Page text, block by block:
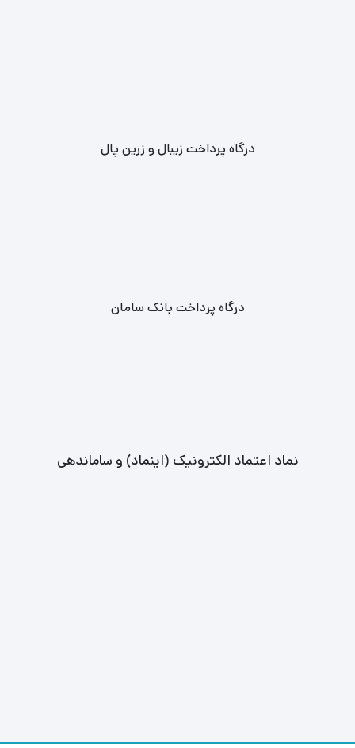
درگاه پرداخت زیبال و زرین پال
درگاه پرداخت بانک سامان
نماد اعتماد الکترونیک (اینماد) و ساماندهی